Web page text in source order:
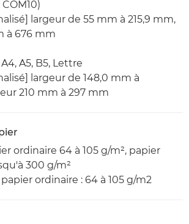
largeur de 55 mm à 215,9 mm,
à 676 mm
A5, B5, Lettre
largeur de 148,0 mm à
210 mm à 297 mm
ordinaire 64 à 105 g/m², papier
300 g/m²
ordinaire : 64 à 105 g/m2